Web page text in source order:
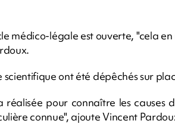
médico-légale est ouverte, "cela
ont été dépêchés sur
réalisée pour connaître les causes
connue", ajoute Vincent